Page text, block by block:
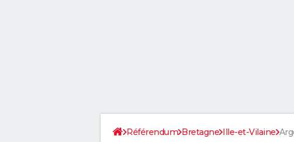
Référendum Bretagne Ille-et-Vilaine